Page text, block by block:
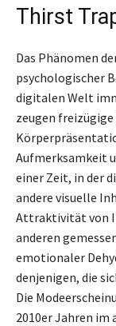
Thirst
Das Phänomen
psychologischer
digitalen Welt
zeugen
Aufmerksamkeit
einer Zeit, in der
andere visuelle
Attraktivität von
anderen
emotionaler
denjenigen, die
Die
2010er Jahren im